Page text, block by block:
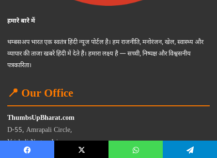
हमारे बारे में
थम्बसअप भारत एक स्वतंत्र हिंदी न्यूज पोर्टल है। हम राजनीति, मनोरंजन, खेल, स्वास्थ्य और
व्यापार की ताजा खबरें हिंदी में देते हैं। हमारा लक्ष्य है — सच्ची, निष्पक्ष और विश्वसनीय
पत्रकारिता।
📍 Our Office
ThumbsUpBharat.com
D-55, Amrapali Circle,
Vaishali Nagar, Jaipur
Rajasthan - 302021